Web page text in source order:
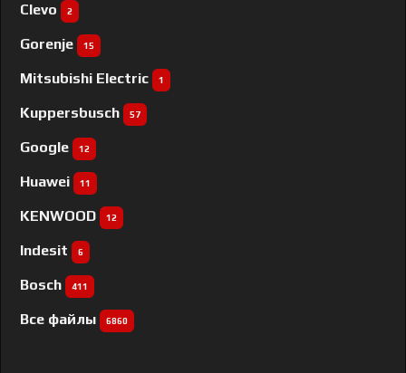
Clevo 2
Gorenje 15
Mitsubishi Electric 1
Kuppersbusch 57
Google 12
Huawei 11
KENWOOD 12
Indesit 6
Bosch 411
Все файлы 6860